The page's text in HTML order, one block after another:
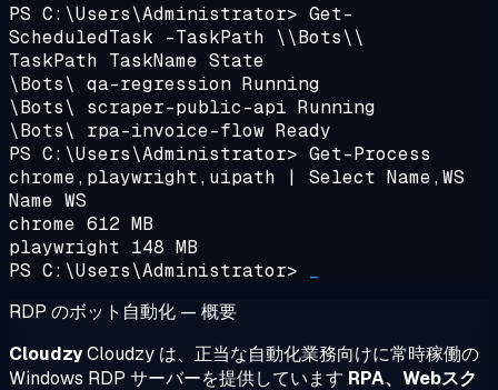
PS C:\Users\Administrator> Get-
ScheduledTask -TaskPath \\Bots\\
TaskPath TaskName State
\Bots\ qa-regression Running
\Bots\ scraper-public-api Running
\Bots\ rpa-invoice-flow Ready
PS C:\Users\Administrator> Get-Process
chrome,playwright,uipath | Select Name,WS
Name WS
chrome 612 MB
playwright 148 MB
PS C:\Users\Administrator>
RDP のボット自動化 — 概要
CloudzyCloudzy は、正当な自動化業務向けに常時稼働の
Windows RDP サーバーを提供しています RPA、Webスク